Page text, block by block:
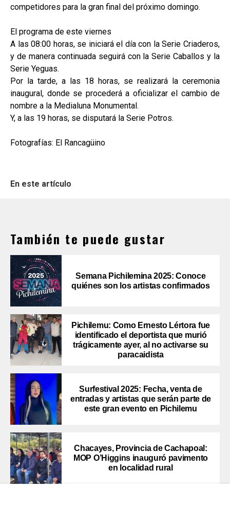
competidores para la gran final del próximo domingo.
El programa de este viernes
A las 08:00 horas, se iniciará el día con la Serie Criaderos,
y de manera continuada seguirá con la Serie Caballos y la
Serie Yeguas.
Por la tarde, a las 18 horas, se realizará la ceremonia
inaugural, donde se procederá a oficializar el cambio de
nombre a la Medialuna Monumental.
Y, a las 19 horas, se disputará la Serie Potros.
Fotografías: El Rancagüino
En este artículo
También te puede gustar
Semana Pichilemina 2025: Conoce
quiénes son los artistas confirmados
Pichilemu: Como Ernesto Lértora fue
identificado el deportista que murió
trágicamente ayer, al no activarse su
paracaidista
Surfestival 2025: Fecha, venta de
entradas y artistas que serán parte de
este gran evento en Pichilemu
Chacayes, Provincia de Cachapoal:
MOP O’Higgins inauguró pavimento
en localidad rural